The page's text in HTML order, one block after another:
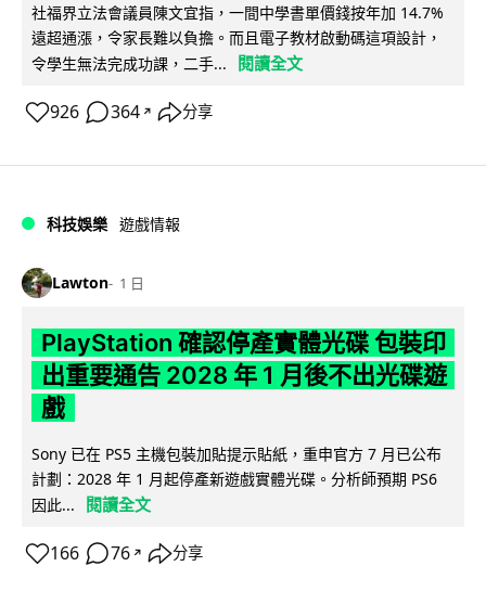
社福界立法會議員陳文宜指，一間中學書單價錢按年加 14.7%
遠超通漲，令家長難以負擔。而且電子教材啟動碼這項設計，
令學生無法完成功課，二手...
閱讀全文
926 364 ↗ 分享
科技娛樂 遊戲情報
Lawton 1 日
PlayStation 確認停產實體光碟 包裝印
出重要通告 2028 年 1 月後不出光碟遊
戲
Sony 已在 PS5 主機包裝加貼提示貼紙，重申官方 7 月已公布
計劃：2028 年 1 月起停產新遊戲實體光碟。分析師預期 PS6
因此...
閱讀全文
166 76 ↗ 分享